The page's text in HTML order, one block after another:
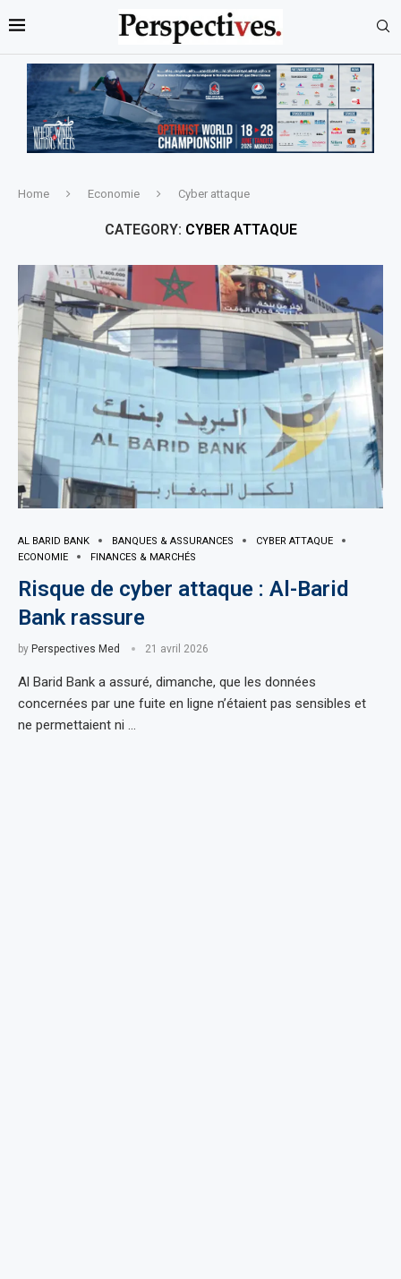
Home Economie Cyber attaque
CATEGORY: CYBER ATTAQUE
AL BARID BANK BANQUES & ASSURANCES
CYBER ATTAQUE
ECONOMIE
FINANCES & MARCHÉS
Risque de cyber attaque : Al-Barid
Bank rassure
by Perspectives Med 21 avril 2026
Al Barid Bank a assuré, dimanche, que les données
concernées par une fuite en ligne n’étaient pas sensibles et
ne permettaient ni …